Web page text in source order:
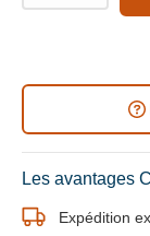
Les avantages
Expédition